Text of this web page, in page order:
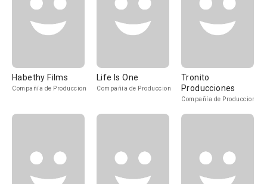
Habethy Films
Compañía de Produccion
Life Is One
Compañía de Produccion
Tronito
Producciones
Compañía de Produccion